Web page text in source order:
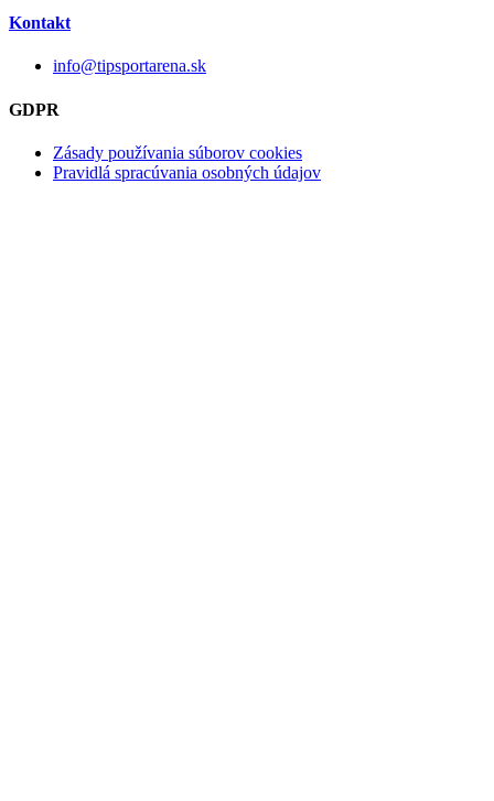
Kontakt
info@tipsportarena.sk
GDPR
Zásady používania súborov cookies
Pravidlá spracúvania osobných údajov